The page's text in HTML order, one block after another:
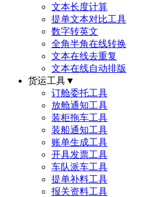
文本长度计算
提单文本对比工具
数字转英文
全角半角在线转换
文本在线去重复
文本在线自动排版
货运工具▼
订舱委托工具
放舱通知工具
装柜拖车工具
装船通知工具
账单生成工具
开具发票工具
车队派车工具
提单补料工具
报关资料工具